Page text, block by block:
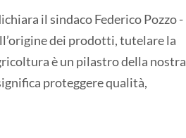
il sindaco Federico Pozzo -
dei prodotti, tutelare la
è un pilastro della nostra
proteggere qualità,